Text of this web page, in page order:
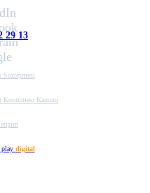
29 13
Kanunu
play digital